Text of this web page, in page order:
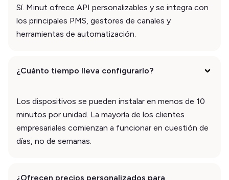
Sí. Minut ofrece API personalizables y se integra con
los principales PMS, gestores de canales y
herramientas de automatización.
¿Cuánto tiempo lleva configurarlo?
Los dispositivos se pueden instalar en menos de 10
minutos por unidad. La mayoría de los clientes
empresariales comienzan a funcionar en cuestión de
días, no de semanas.
¿Ofrecen precios personalizados para